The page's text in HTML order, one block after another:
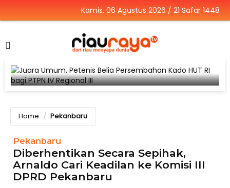
Kamis, 06 Agustus 2026 / 21 Safar 1448
Home Pekanbaru
Pekanbaru
Diberhentikan Secara Sepihak,
Arnaldo Cari Keadilan ke Komisi III
DPRD Pekanbaru